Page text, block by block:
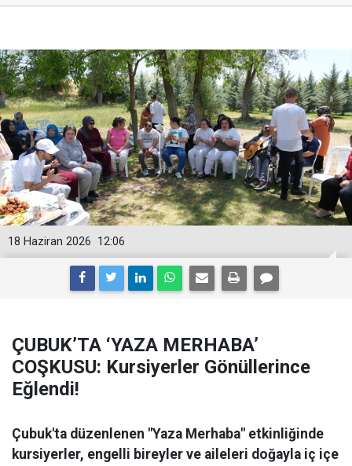
12:06
18 Haziran 2026
ÇUBUK’TA ‘YAZA MERHABA’
COŞKUSU: Kursiyerler Gönüllerince
Eğlendi!
Çubuk'ta düzenlenen "Yaza Merhaba" etkinliğinde
kursiyerler, engelli bireyler ve aileleri doğayla iç içe